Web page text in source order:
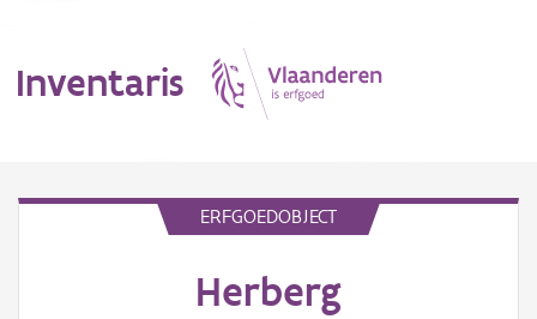
Inventaris
ERFGOEDOBJECT
Herberg